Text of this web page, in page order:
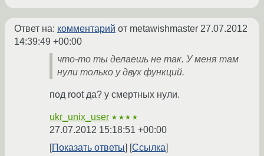
Ответ на: комментарий от metawishmaster 27.07.2012
14:39:49 +00:00
что-то ты делаешь не так. У меня там
нули только у двух функций.
под root да? у смертных нули.
ukr_unix_user ★★★★
27.07.2012 15:18:51 +00:00
Показать ответы
Ссылка